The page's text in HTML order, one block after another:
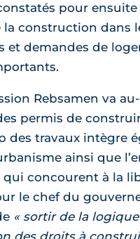
pour
la construction dans
et demandes de
Rebsamen va
permis de
des travaux intègre
ainsi que
concourent à la
le chef du
« sortir de la